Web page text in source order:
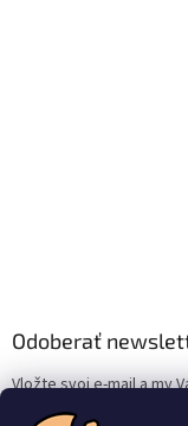
Odoberať
Vložte svoj e-mail a my
produktoch na našom e-